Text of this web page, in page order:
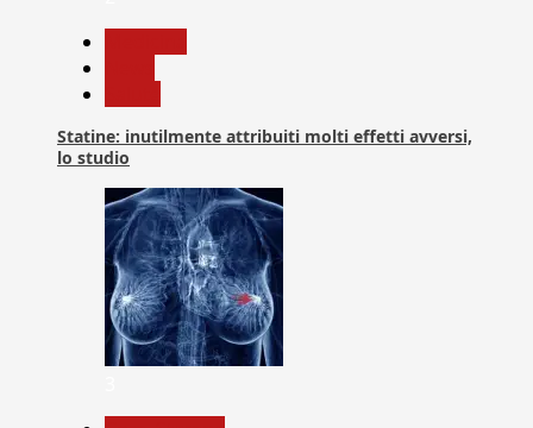
Statine: inutilmente attribuiti molti effetti avversi,
lo studio